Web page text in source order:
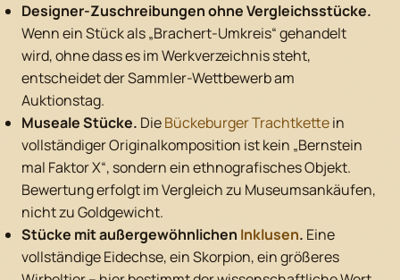
Designer-Zuschreibungen ohne Vergleichsstücke.
Wenn ein Stück als „Brachert-Umkreis“ gehandelt
wird, ohne dass es im Werkverzeichnis steht,
entscheidet der Sammler-Wettbewerb am
Auktionstag.
Museale Stücke. DieBückeburger Trachtkettein
vollständiger Originalkomposition ist kein „Bernstein
mal Faktor X“, sondern ein ethnografisches Objekt.
Bewertung erfolgt im Vergleich zu Museumsankäufen,
nicht zu Goldgewicht.
Stücke mit außergewöhnlichen Inklusen. Eine
vollständige Eidechse, ein Skorpion, ein größeres